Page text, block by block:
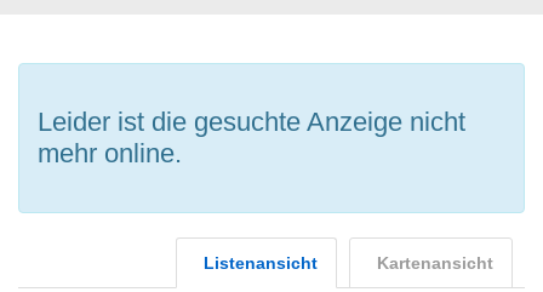
Leider ist die gesuchte Anzeige nicht
mehr online.
Kartenansicht
Listenansicht